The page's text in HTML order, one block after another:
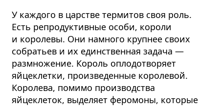
У каждого в царстве термитов своя роль.
Есть репродуктивные особи, короли
и королевы. Они намного крупнее своих
собратьев и их единственная задача —
размножение. Король оплодотворяет
яйцеклетки, произведенные королевой.
Королева, помимо производства
яйцеклеток, выделяет феромоны, которые